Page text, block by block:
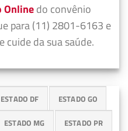
Onlinedo convênio
para (11) 2801-6163 e
cuide da sua saúde.
ESTADO DF ESTADO GO
ESTADO MG ESTADO PR